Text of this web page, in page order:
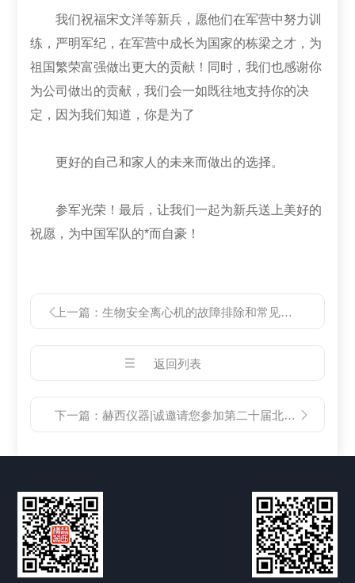
我们祝福宋文洋等新兵，愿他们在军营中努力训
练，严明军纪，在军营中成长为国家的栋梁之才，为
祖国繁荣富强做出更大的贡献！同时，我们也感谢你
为公司做出的贡献，我们会一如既往地支持你的决
定，因为我们知道，你是为了
更好的自己和家人的未来而做出的选择。
参军光荣！最后，让我们一起为新兵送上美好的
祝愿，为中国军队的*而自豪！
上一篇：生物安全离心机的故障排除和常见问题解决方法
返回列表
下一篇：赫西仪器|诚邀请您参加第二十届北京分析测试学术报告会暨展览会